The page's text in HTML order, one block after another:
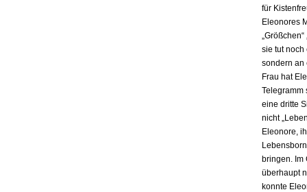
für
Eleonores
sie tut noch
sondern an
Frau hat
Telegramm
eine dritte
nicht
Eleonore,
bringen. Im
überhaupt
konnte